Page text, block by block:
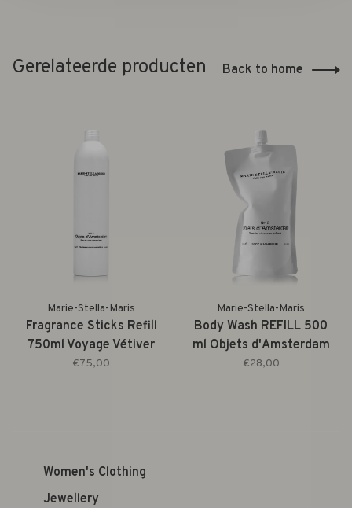
Gerelateerde producten Back to home
Marie-Stella-Maris
Fragrance Sticks Refill
750ml Voyage Vétiver
€75,00
Marie-Stella-Maris
Body Wash REFILL 500
ml Objets d'Amsterdam
€28,00
Women's Clothing
Jewellery